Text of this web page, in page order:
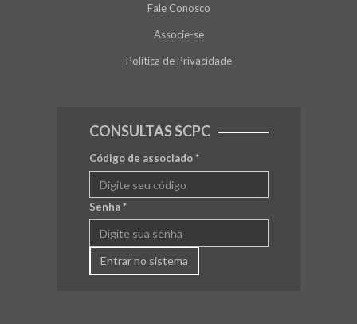
Fale Conosco
Associe-se
Política de Privacidade
CONSULTAS SCPC
Código de associado*
Senha*
Entrar no sistema